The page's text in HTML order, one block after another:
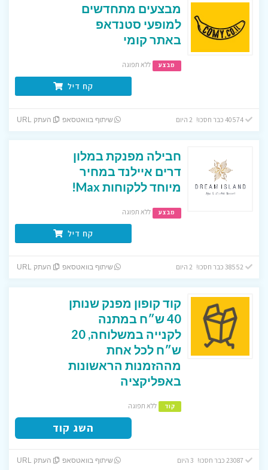
מבצעים מתחדשים
למופעי סטנדאפ
באתר קומי
מבצע ללא תפוגה
קח דיל
40574 כבר חסכו! 2 היום שיתוף בוואטסאפ העתק URL
חבילה מפנקת במלון
דרים איילנד במחיר
מיוחד ללקוחות Max!
מבצע ללא תפוגה
קח דיל
שיתוף בוואטסאפ העתק URL
קוד קופון מפנק שנותן
40 ש״ח במתנה
לקנייה במשלוחה, 20
ש״ח לכל אחת
מההזמנות הראשונות
באפליקציה
קוד ללא תפוגה
השג קוד
שיתוף בוואטסאפ העתק URL